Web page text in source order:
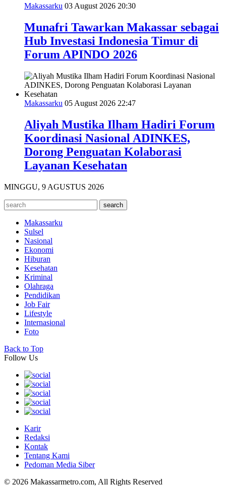
Makassarku 03 August 2026 20:30
Munafri Tawarkan Makassar sebagai
Hub Investasi Indonesia Timur di
Forum APINDO 2026
Makassarku 05 August 2026 22:47
Aliyah Mustika Ilham Hadiri Forum
Koordinasi Nasional ADINKES,
Dorong Penguatan Kolaborasi
Layanan Kesehatan
MINGGU, 9 AGUSTUS 2026
Makassarku
Sulsel
Nasional
Ekonomi
Hiburan
Kesehatan
Kriminal
Olahraga
Pendidikan
Job Fair
Lifestyle
Internasional
Foto
Back to Top
Follow Us
Karir
Redaksi
Kontak
Tentang Kami
Pedoman Media Siber
© 2026 Makassarmetro.com, All Rights Reserved